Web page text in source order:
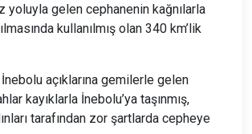
yoluyla gelen cephanenin kağnılarla
kullanılmış olan 340 km’lik
açıklarına gemilerle gelen
kayıklarla İnebolu’ya taşınmış,
tarafından zor şartlarda cepheye